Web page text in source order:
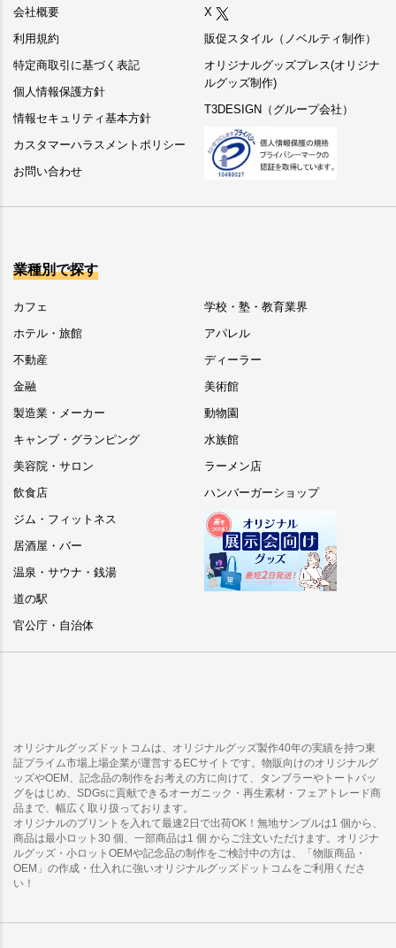
会社概要
利用規約
特定商取引に基づく表記
個人情報保護方針
情報セキュリティ基本方針
カスタマーハラスメントポリシー
お問い合わせ
X
販促スタイル（ノベルティ制作）
オリジナルグッズプレス(オリジナ
ルグッズ制作)
T3DESIGN（グループ会社）
業種別で探す
カフェ
ホテル・旅館
不動産
金融
製造業・メーカー
キャンプ・グランピング
美容院・サロン
飲食店
ジム・フィットネス
居酒屋・バー
温泉・サウナ・銭湯
道の駅
官公庁・自治体
学校・塾・教育業界
アパレル
ディーラー
美術館
動物園
水族館
ラーメン店
ハンバーガーショップ
オリジナルグッズドットコムは、オリジナルグッズ製作40年の実績を持つ東
証プライム市場上場企業が運営するECサイトです。物販向けのオリジナルグ
ッズやOEM、記念品の制作をお考えの方に向けて、タンブラーやトートバッ
グをはじめ、SDGsに貢献できるオーガニック・再生素材・フェアトレード商
品まで、幅広く取り扱っております。
オリジナルのプリントを入れて最速2日で出荷OK！無地サンプルは1 個から、
商品は最小ロット30 個、一部商品は1 個 からご注文いただけます。オリジナ
ルグッズ・小ロットOEMや記念品の制作をご検討中の方は、「物販商品・
OEM」の作成・仕入れに強いオリジナルグッズドットコムをご利用くださ
い！